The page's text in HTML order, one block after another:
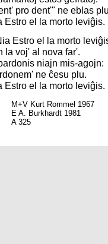
pro dent'" ne eblas
Estro el la morto leviĝis.
Estro el la morto
la voj' al nova far'.
niajn mis-agojn:
ne ĉesu plu.
Estro el la morto leviĝis.
M+V Kurt Rommel 1967
E A. Burkhardt 1981
A 325